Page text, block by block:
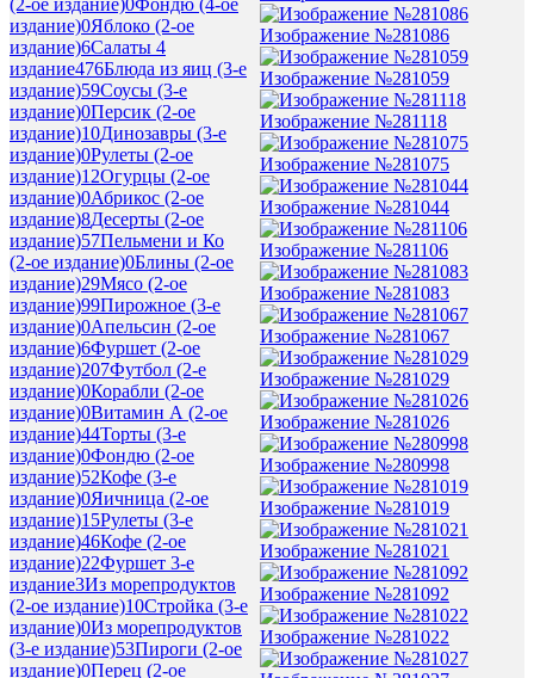
(2-ое издание)0Фондю (4-ое
издание)0Яблоко (2-ое
издание)6Салаты 4
издание476Блюда из яиц (3-е
издание)59Соусы (3-е
издание)0Персик (2-ое
издание)10Динозавры (3-е
издание)0Рулеты (2-ое
издание)12Огурцы (2-ое
издание)0Абрикос (2-ое
издание)8Десерты (2-ое
издание)57Пельмени и Ко
(2-ое издание)0Блины (2-ое
издание)29Мясо (2-ое
издание)99Пирожное (3-е
издание)0Апельсин (2-ое
издание)6Фуршет (2-ое
издание)207Футбол (2-е
издание)0Корабли (2-ое
издание)0Витамин А (2-ое
издание)44Торты (3-е
издание)0Фондю (2-ое
издание)52Кофе (3-е
издание)0Яичница (2-ое
издание)15Рулеты (3-е
издание)46Кофе (2-ое
издание)22Фуршет 3-е
издание3Из морепродуктов
(2-ое издание)10Стройка (3-е
издание)0Из морепродуктов
(3-е издание)53Пироги (2-ое
издание)0Перец (2-ое
Изображение №281086
Изображение №281059
Изображение №281118
Изображение №281075
Изображение №281044
Изображение №281106
Изображение №281083
Изображение №281067
Изображение №281029
Изображение №281026
Изображение №280998
Изображение №281019
Изображение №281021
Изображение №281092
Изображение №281022